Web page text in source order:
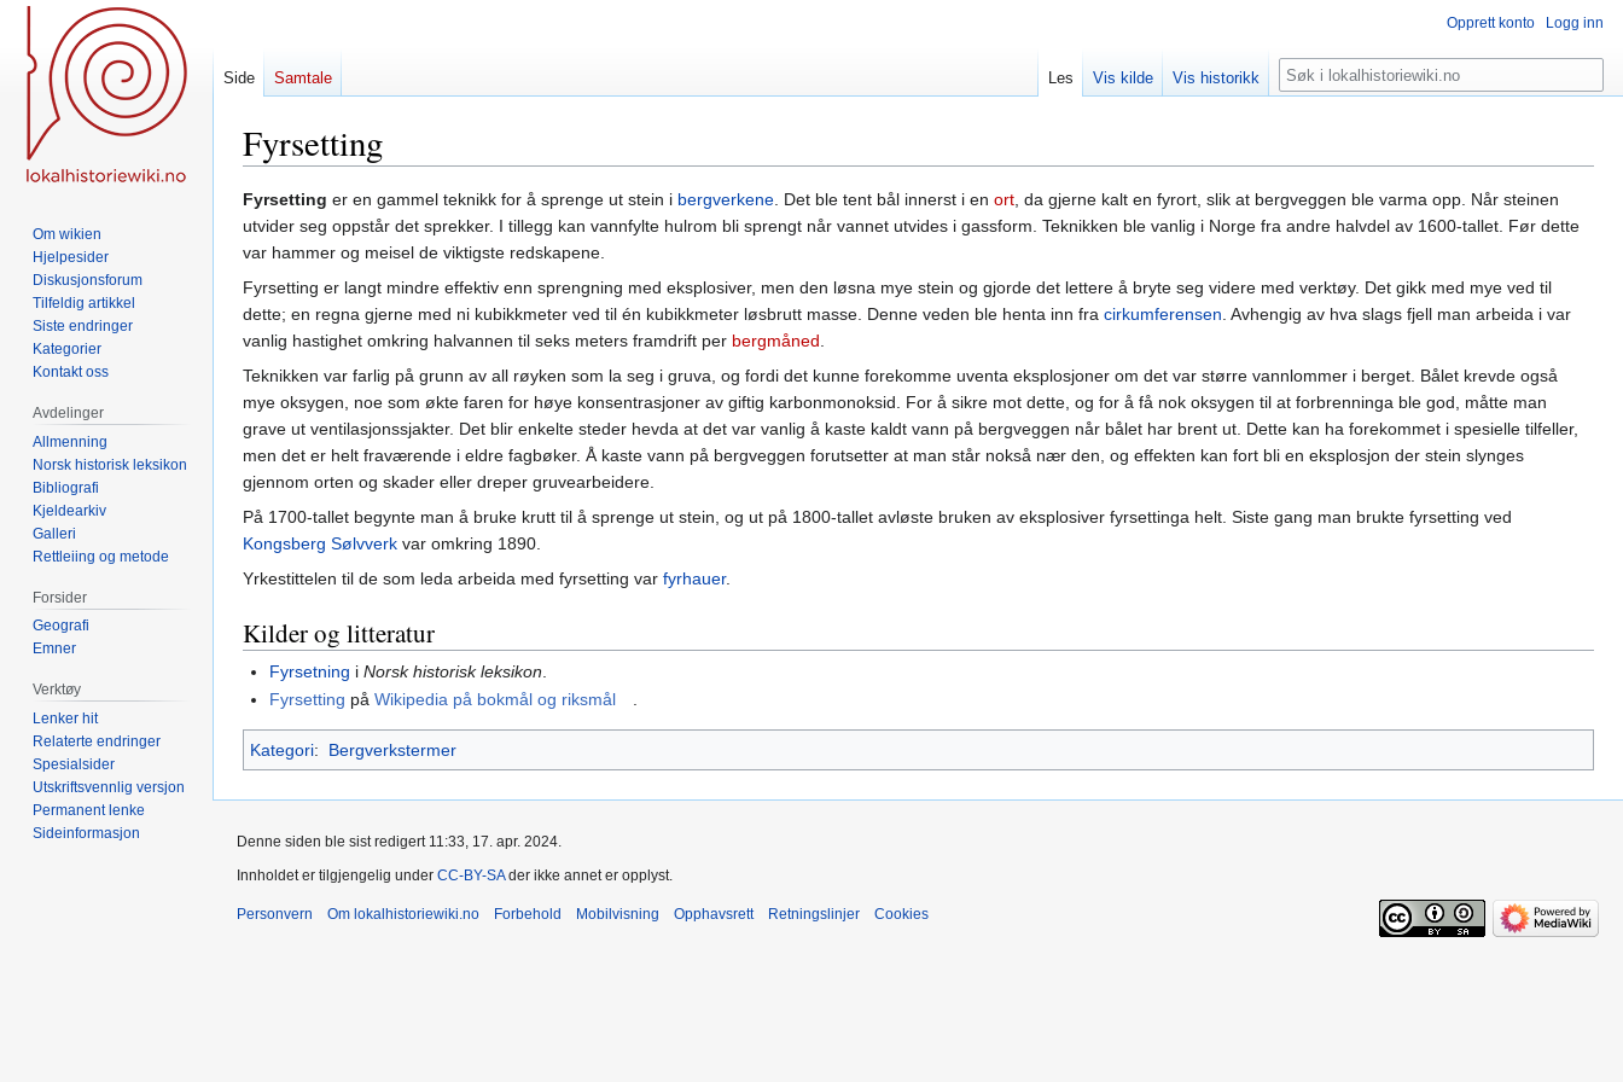
Fyrsetting
Hopp
til
navigering
Hopp
til
søk
Fyrsetting er en gammel teknikk for å sprenge ut stein i bergverkene. Det ble tent bål innerst i en ort, da gjerne kalt en fyrort, slik at bergveggen ble varma opp. Når steinen
utvider seg oppstår det sprekker. I tillegg kan vannfylte hulrom bli sprengt når vannet utvides i gassform. Teknikken ble vanlig i Norge fra andre halvdel av 1600-tallet. Før dette
var hammer og meisel de viktigste redskapene.
Fyrsetting er langt mindre effektiv enn sprengning med eksplosiver, men den løsna mye stein og gjorde det lettere å bryte seg videre med verktøy. Det gikk med mye ved til
dette; en regna gjerne med ni kubikkmeter ved til én kubikkmeter løsbrutt masse. Denne veden ble henta inn fra cirkumferensen. Avhengig av hva slags fjell man arbeida i var
vanlig hastighet omkring halvannen til seks meters framdrift per bergmåned.
Teknikken var farlig på grunn av all røyken som la seg i gruva, og fordi det kunne forekomme uventa eksplosjoner om det var større vannlommer i berget. Bålet krevde også
mye oksygen, noe som økte faren for høye konsentrasjoner av giftig karbonmonoksid. For å sikre mot dette, og for å få nok oksygen til at forbrenninga ble god, måtte man
grave ut ventilasjonssjakter. Det blir enkelte steder hevda at det var vanlig å kaste kaldt vann på bergveggen når bålet har brent ut. Dette kan ha forekommet i spesielle tilfeller,
men det er helt fraværende i eldre fagbøker. Å kaste vann på bergveggen forutsetter at man står nokså nær den, og effekten kan fort bli en eksplosjon der stein slynges
gjennom orten og skader eller dreper gruvearbeidere.
På 1700-tallet begynte man å bruke krutt til å sprenge ut stein, og ut på 1800-tallet avløste bruken av eksplosiver fyrsettinga helt. Siste gang man brukte fyrsetting ved
Kongsberg Sølvverk var omkring 1890.
Yrkestittelen til de som leda arbeida med fyrsetting var fyrhauer.
Kilder og litteratur
Fyrsetning iNorsk historisk leksikon
Fyrsetting påWikipedia på bokmål og riksmål
Kategori: Bergverkstermer
Opprett konto Logg inn
Side Samtale Les Vis kilde Vis historikk Søk
Om wikien
Hjelpesider
Diskusjonsforum
Tilfeldig artikkel
Siste endringer
Kategorier
Kontakt oss
Avdelinger
Allmenning
Norsk historisk leksikon
Bibliografi
Kjeldearkiv
Galleri
Rettleiing og metode
Forsider
Geografi
Emner
Verktøy
Lenker hit
Relaterte endringer
Spesialsider
Utskriftsvennlig versjon
Permanent lenke
Sideinformasjon
Denne siden ble sist redigert 11:33, 17. apr. 2024.
Innholdet er tilgjengelig under CC-BY-SAder ikke annet er opplyst.
Personvern Om lokalhistoriewiki.no Forbehold Mobilvisning Opphavsrett Retningslinjer Cookies